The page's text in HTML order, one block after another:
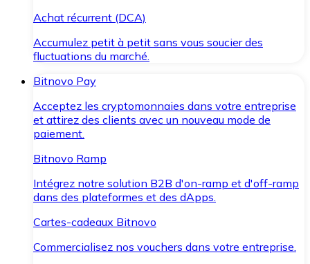
Achat récurrent (DCA)
Accumulez petit à petit sans vous soucier des
fluctuations du marché.
Bitnovo Pay
Acceptez les cryptomonnaies dans votre entreprise
et attirez des clients avec un nouveau mode de
paiement.
Bitnovo Ramp
Intégrez notre solution B2B d'on-ramp et d'off-ramp
dans des plateformes et des dApps.
Cartes-cadeaux Bitnovo
Commercialisez nos vouchers dans votre entreprise.